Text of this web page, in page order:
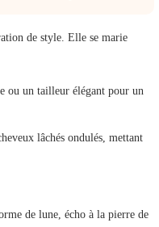
de style. Elle se marie
ou un tailleur élégant pour un
lâchés ondulés, mettant
de lune, écho à la pierre de